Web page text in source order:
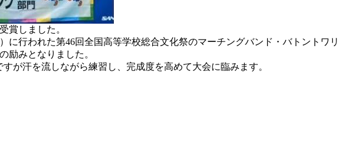
賞しました。
行われた第46回全国高等学校総合文化祭のマーチングバンド・バトントワリ
励みとなりました。
が汗を流しながら練習し、完成度を高めて大会に臨みます。